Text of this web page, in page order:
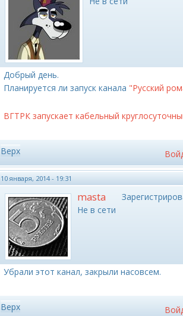
Добрый день.
Планируется ли запуск канала "Русский
ВГТРК запускает кабельный
Верх
10 января, 2014 - 19:31
masta
Не в сети
Убрали этот канал, закрыли насовсем.
Верх